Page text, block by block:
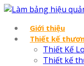
Giới thiệu
Thiết kế
Thiết Kế
Thiết kế